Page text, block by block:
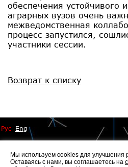
обеспечения устойчивого
аграрных вузов очень
межведомственная
процесс запустился,
участники сессии.
Возврат к списку
Рус Eng
Мы используем cookies для улучшения
Оставаясь с нами, вы соглашаетесь на